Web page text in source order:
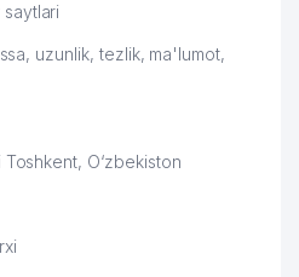
uzunlik, tezlik, ma'lumot,
O‘zbekiston